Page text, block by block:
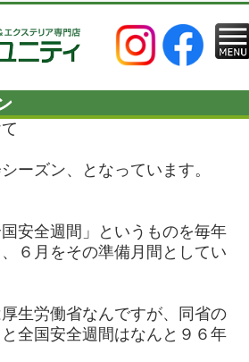
ーズン、となっています。
安全週間」というものを毎年
６月をその準備月間としてい
生労働省なんですが、同省の
全国安全週間はなんと９６年